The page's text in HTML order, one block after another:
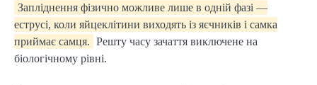
Запліднення фізично можливе лише в одній фазі —
еструсі, коли яйцеклітини виходять із яєчників і самка
приймає самця. Решту часу зачаття виключене на
біологічному рівні.